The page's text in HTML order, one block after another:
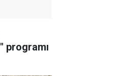
programı